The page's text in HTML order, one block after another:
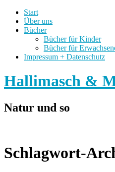
Start
Über uns
Bücher
Bücher für Kinder
Bücher für
Impressum + Datenschutz
Hallimasch &
Natur und so
Schlagwort-